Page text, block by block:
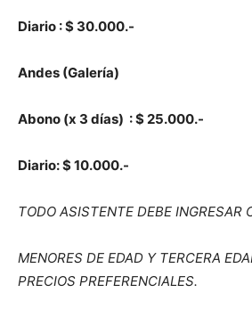
Diario : $ 30.000.-
Andes (Galería)
Abono (x 3 días) : $ 25.000.-
Diario: $ 10.000.-
TODO ASISTENTE DEBE INGRESAR
MENORES DE EDAD Y TERCERA
PRECIOS PREFERENCIALES.